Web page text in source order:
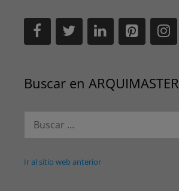
Buscar en ARQUIMASTER
Ir al sitio web anterior